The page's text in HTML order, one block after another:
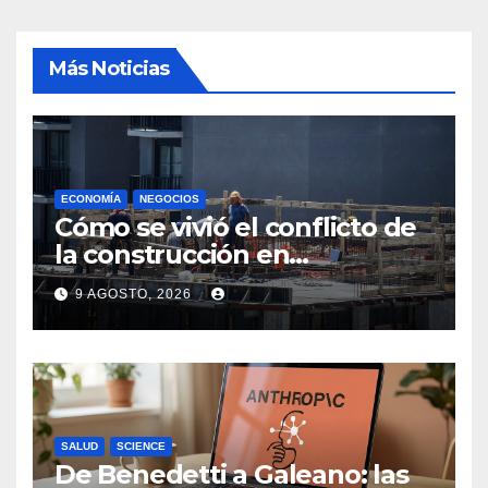
Más Noticias
ECONOMÍA NEGOCIOS
Cómo se vivió el conflicto de
la construcción en
Maldonado, un
departamento donde el
sector tiene sus
particularidades
9 AGOSTO, 2026
SALUD SCIENCE
De Benedetti a Galeano: las